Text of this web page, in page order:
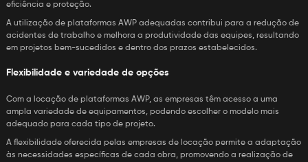
eficiência e proteção.
A utilização de plataformas AWP adequadas contribui para a redução de
acidentes de trabalho e melhora a produtividade das equipes, resultando
em projetos bem-sucedidos e dentro dos prazos estabelecidos.
Flexibilidade e variedade de opções
Com a locação de plataformas AWP, as empresas têm acesso a uma
ampla variedade de equipamentos, podendo escolher o modelo mais
adequado para cada tipo de projeto.
A flexibilidade oferecida pelas empresas de locação permite a adaptação
às necessidades específicas de cada obra, promovendo a realização de